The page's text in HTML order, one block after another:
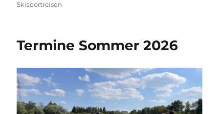
Skisportreisen
Termine Sommer 2026